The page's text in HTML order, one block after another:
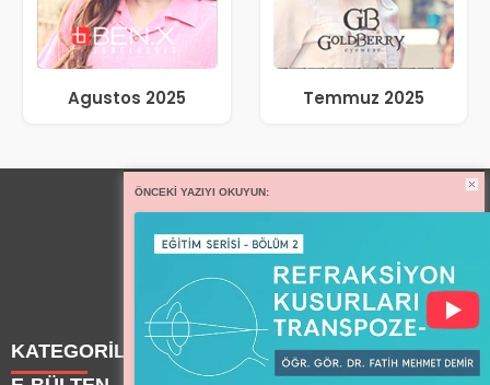
Agustos 2025 Temmuz 2025
KATEGORİLER
ÖNCEKI YAZIYI OKUYUN: